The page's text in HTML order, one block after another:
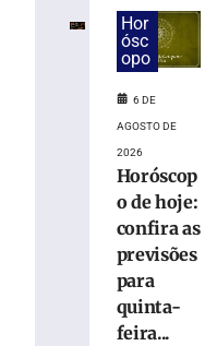
incêndio
criminoso
confessar
crime
Polícia
Militar
Hor
ósc
opo
6 DE
AGOSTO DE
2026
Horóscop
o de hoje:
confira as
previsões
para
quinta-
feira...